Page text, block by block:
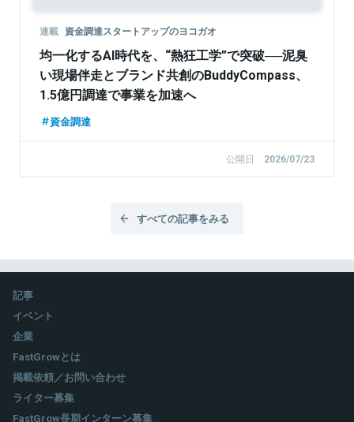
連載 資金調達スタートアップのヨコガオ
均一化するAI時代を、“熱狂工学”で突破──泥臭
い現場伴走とブランド共創のBuddyCompass、
1.5億円調達で事業を加速へ
資金調達
公開日 2026/07/23
すべての記事をみる
記事
イベント
企業
FastGrowとは
掲載依頼／お問い合わせ
ライター募集
FastGrow長期インターン募集